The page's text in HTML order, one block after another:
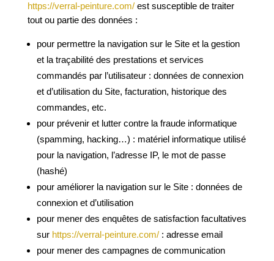
https://verral-peinture.com/est susceptible de traiter
tout ou partie des données :
pour permettre la navigation sur le Site et la gestion
et la traçabilité des prestations et services
commandés par l’utilisateur : données de connexion
et d’utilisation du Site, facturation, historique des
commandes, etc.
pour prévenir et lutter contre la fraude informatique
(spamming, hacking…) : matériel informatique utilisé
pour la navigation, l’adresse IP, le mot de passe
(hashé)
pour améliorer la navigation sur le Site : données de
connexion et d’utilisation
pour mener des enquêtes de satisfaction facultatives
sur https://verral-peinture.com/: adresse email
pour mener des campagnes de communication